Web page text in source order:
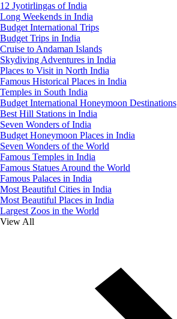
12 Jyotirlingas of India
Long Weekends in India
Budget International Trips
Budget Trips in India
Cruise to Andaman Islands
Skydiving Adventures in India
Places to Visit in North India
Famous Historical Places in India
Temples in South India
Budget International Honeymoon Destinations
Best Hill Stations in India
Seven Wonders of India
Budget Honeymoon Places in India
Seven Wonders of the World
Famous Temples in India
Famous Statues Around the World
Famous Palaces in India
Most Beautiful Cities in India
Most Beautiful Places in India
Largest Zoos in the World
View All